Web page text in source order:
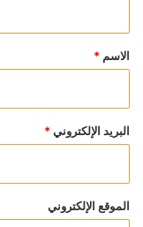
*
الاسم *
البريد الإلكتروني *
الموقع الإلكتروني